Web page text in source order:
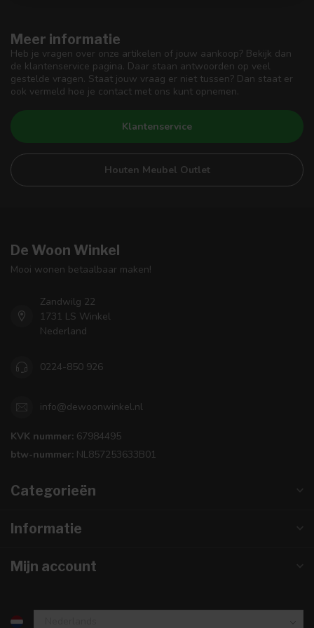
Meer informatie
Heb je vragen over onze artikelen of jouw aankoop? Bekijk dan
de klantenservice pagina. Daar staan antwoorden op veel
gestelde vragen. Staat jouw vraag er niet tussen? Dan staat er
ook vermeld hoe je contact met ons kunt opnemen.
Klantenservice
Houten Meubel Outlet
De Woon Winkel
Mooi wonen betaalbaar maken!
Zandwilg 22
1731 LS Winkel
Nederland
0224-850 926
info@dewoonwinkel.nl
KVK nummer: 67984495
btw-nummer: NL857253633B01
Categorieën
Informatie
Mijn account